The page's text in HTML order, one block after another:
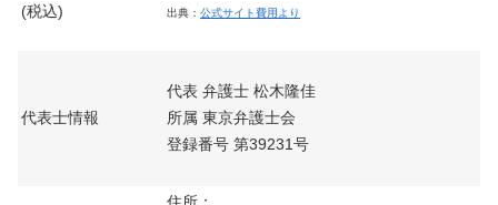
(税込)
出典： 公式サイト費用より
代表士情報
代表 弁護士 松木隆佳
所属 東京弁護士会
登録番号 第39231号